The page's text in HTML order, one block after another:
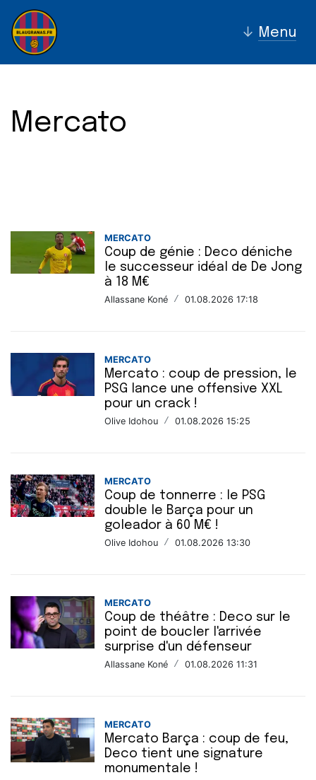
↓ Menu
Mercato
MERCATO
Coup de génie : Deco déniche
le successeur idéal de De Jong
à 18 M€
Allassane Koné / 01.08.2026 17:18
MERCATO
Mercato : coup de pression, le
PSG lance une offensive XXL
pour un crack !
Olive Idohou / 01.08.2026 15:25
MERCATO
Coup de tonnerre : le PSG
double le Barça pour un
goleador à 60 M€ !
Olive Idohou / 01.08.2026 13:30
MERCATO
Coup de théâtre : Deco sur le
point de boucler l'arrivée
surprise d'un défenseur
Allassane Koné / 01.08.2026 11:31
MERCATO
Mercato Barça : coup de feu,
Deco tient une signature
monumentale !